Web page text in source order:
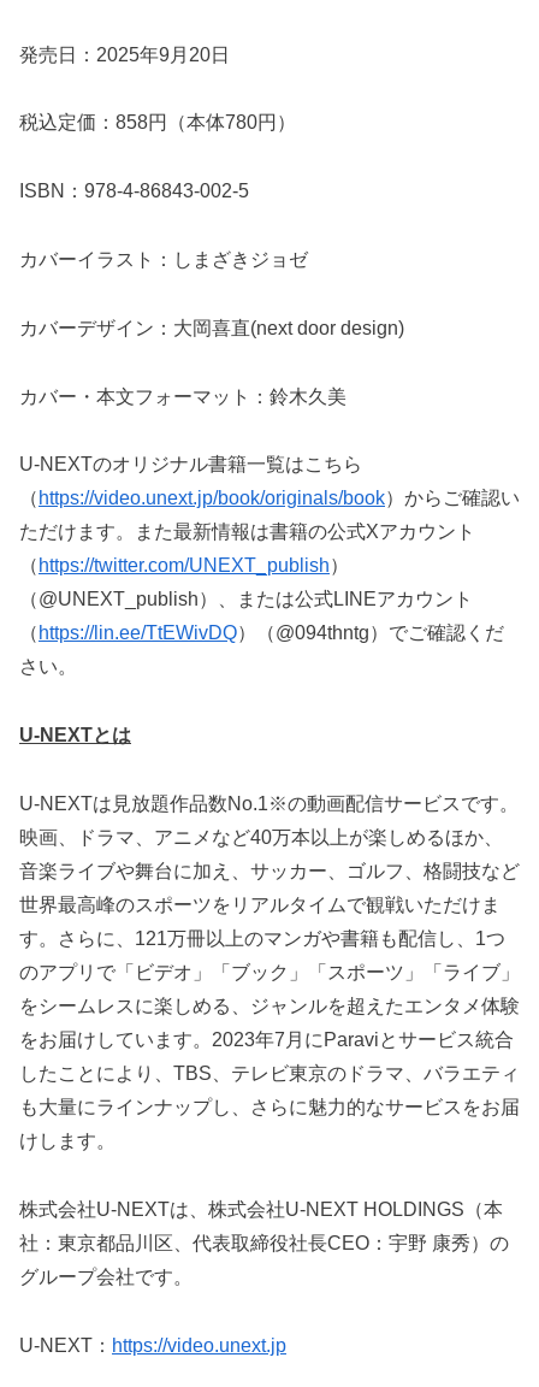
発売⽇：2025年9⽉20日
税込定価：858円（本体780円）
ISBN：978-4-86843-002-5
カバーイラスト：しまざきジョゼ
カバーデザイン：大岡喜直(next door design)
カバー・本文フォーマット：鈴木久美
U-NEXTのオリジナル書籍一覧はこちら
（ https://video.unext.jp/book/originals/book）からご確認い
ただけます。また最新情報は書籍の公式Xアカウント
（ https://twitter.com/UNEXT_publish）
（@UNEXT_publish）、または公式LINEアカウント
（ https://lin.ee/TtEWivDQ）（@094thntg）でご確認くだ
さい。
U-NEXTとは
U-NEXTは見放題作品数No.1※の動画配信サービスです。
映画、ドラマ、アニメなど40万本以上が楽しめるほか、
音楽ライブや舞台に加え、サッカー、ゴルフ、格闘技など
世界最高峰のスポーツをリアルタイムで観戦いただけま
す。さらに、121万冊以上のマンガや書籍も配信し、1つ
のアプリで「ビデオ」「ブック」「スポーツ」「ライブ」
をシームレスに楽しめる、ジャンルを超えたエンタメ体験
をお届けしています。2023年7月にParaviとサービス統合
したことにより、TBS、テレビ東京のドラマ、バラエティ
も大量にラインナップし、さらに魅力的なサービスをお届
けします。
株式会社U-NEXTは、株式会社U-NEXT HOLDINGS（本
社：東京都品川区、代表取締役社長CEO：宇野 康秀）の
グループ会社です。
U-NEXT： https://video.unext.jp